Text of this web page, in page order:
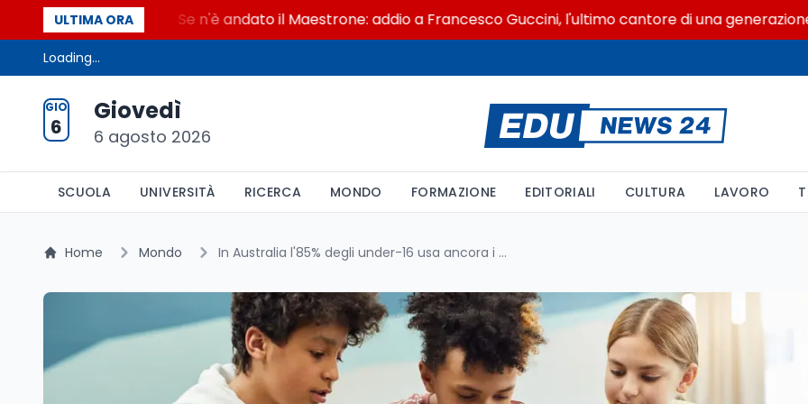
ULTIMA ORASe n'è andato il Maestrone: addio a Francesco Guccini, l'ultimo cantore di una generazione
Loading...
GIO
6
Giovedì
6 agosto 2026
SCUOLA UNIVERSITÀ RICERCA MONDO FORMAZIONE EDITORIALI CULTURA LAVORO
Home Mondo In Australia l'85% degli under-16 usa ancora i social vietati